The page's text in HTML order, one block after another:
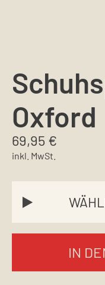
Oxford
69,95 €
inkl. MwSt.
IN